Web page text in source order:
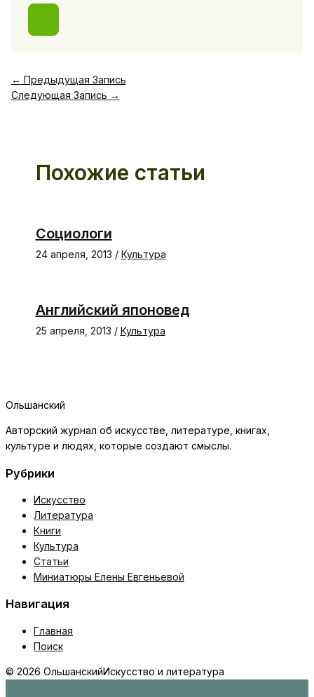
← Предыдущая Запись
Следующая Запись →
Похожие статьи
Социологи
24 апреля, 2013 / Культура
Английский японовед
25 апреля, 2013 / Культура
Ольшанский
Авторский журнал об искусстве, литературе, книгах,
культуре и людях, которые создают смыслы.
Рубрики
Искусство
Литература
Книги
Культура
Статьи
Миниатюры Елены Евгеньевой
Навигация
Главная
Поиск
© 2026 ОльшанскийИскусство и литература